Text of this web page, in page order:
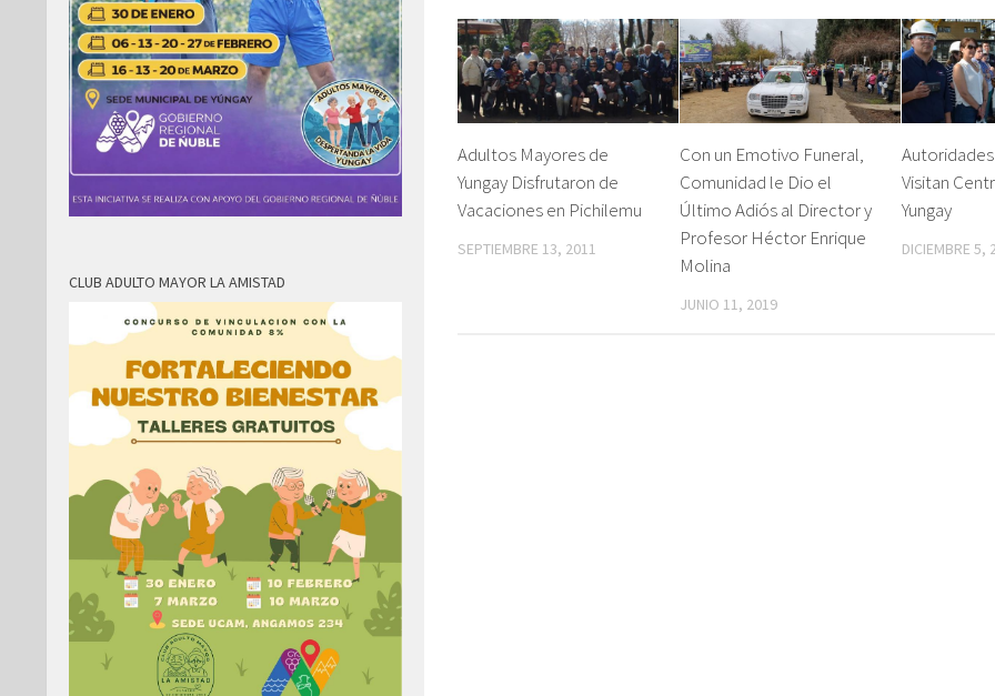
Adultos Mayores de
Yungay Disfrutaron de
Vacaciones en Pichilemu
SEPTIEMBRE 13, 2011
Con un Emotivo Funeral,
Comunidad le Dio el
Último Adiós al Director y
Profesor Héctor Enrique
Molina
JUNIO 11, 2019
Visitan
Yungay
DICIEMBRE 5,
CLUB ADULTO MAYOR LA AMISTAD